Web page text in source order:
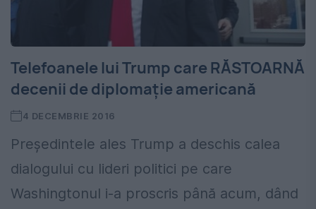
Telefoanele lui Trump care RĂSTOARNĂ
decenii de diplomație americană
4 DECEMBRIE 2016
Președintele ales Trump a deschis calea
dialogului cu lideri politici pe care
Washingtonul i-a proscris până acum, dând